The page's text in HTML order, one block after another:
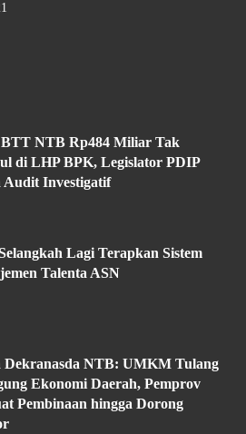
NTB Rp484 Miliar Tak
di LHP BPK, Legislator PDIP
Audit Investigatif
Lagi Terapkan Sistem
Talenta ASN
Dekranasda NTB: UMKM Tulang
Ekonomi Daerah, Pemprov
Pembinaan hingga Dorong